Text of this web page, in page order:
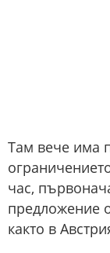
Там вече има
час,
предложение
както в